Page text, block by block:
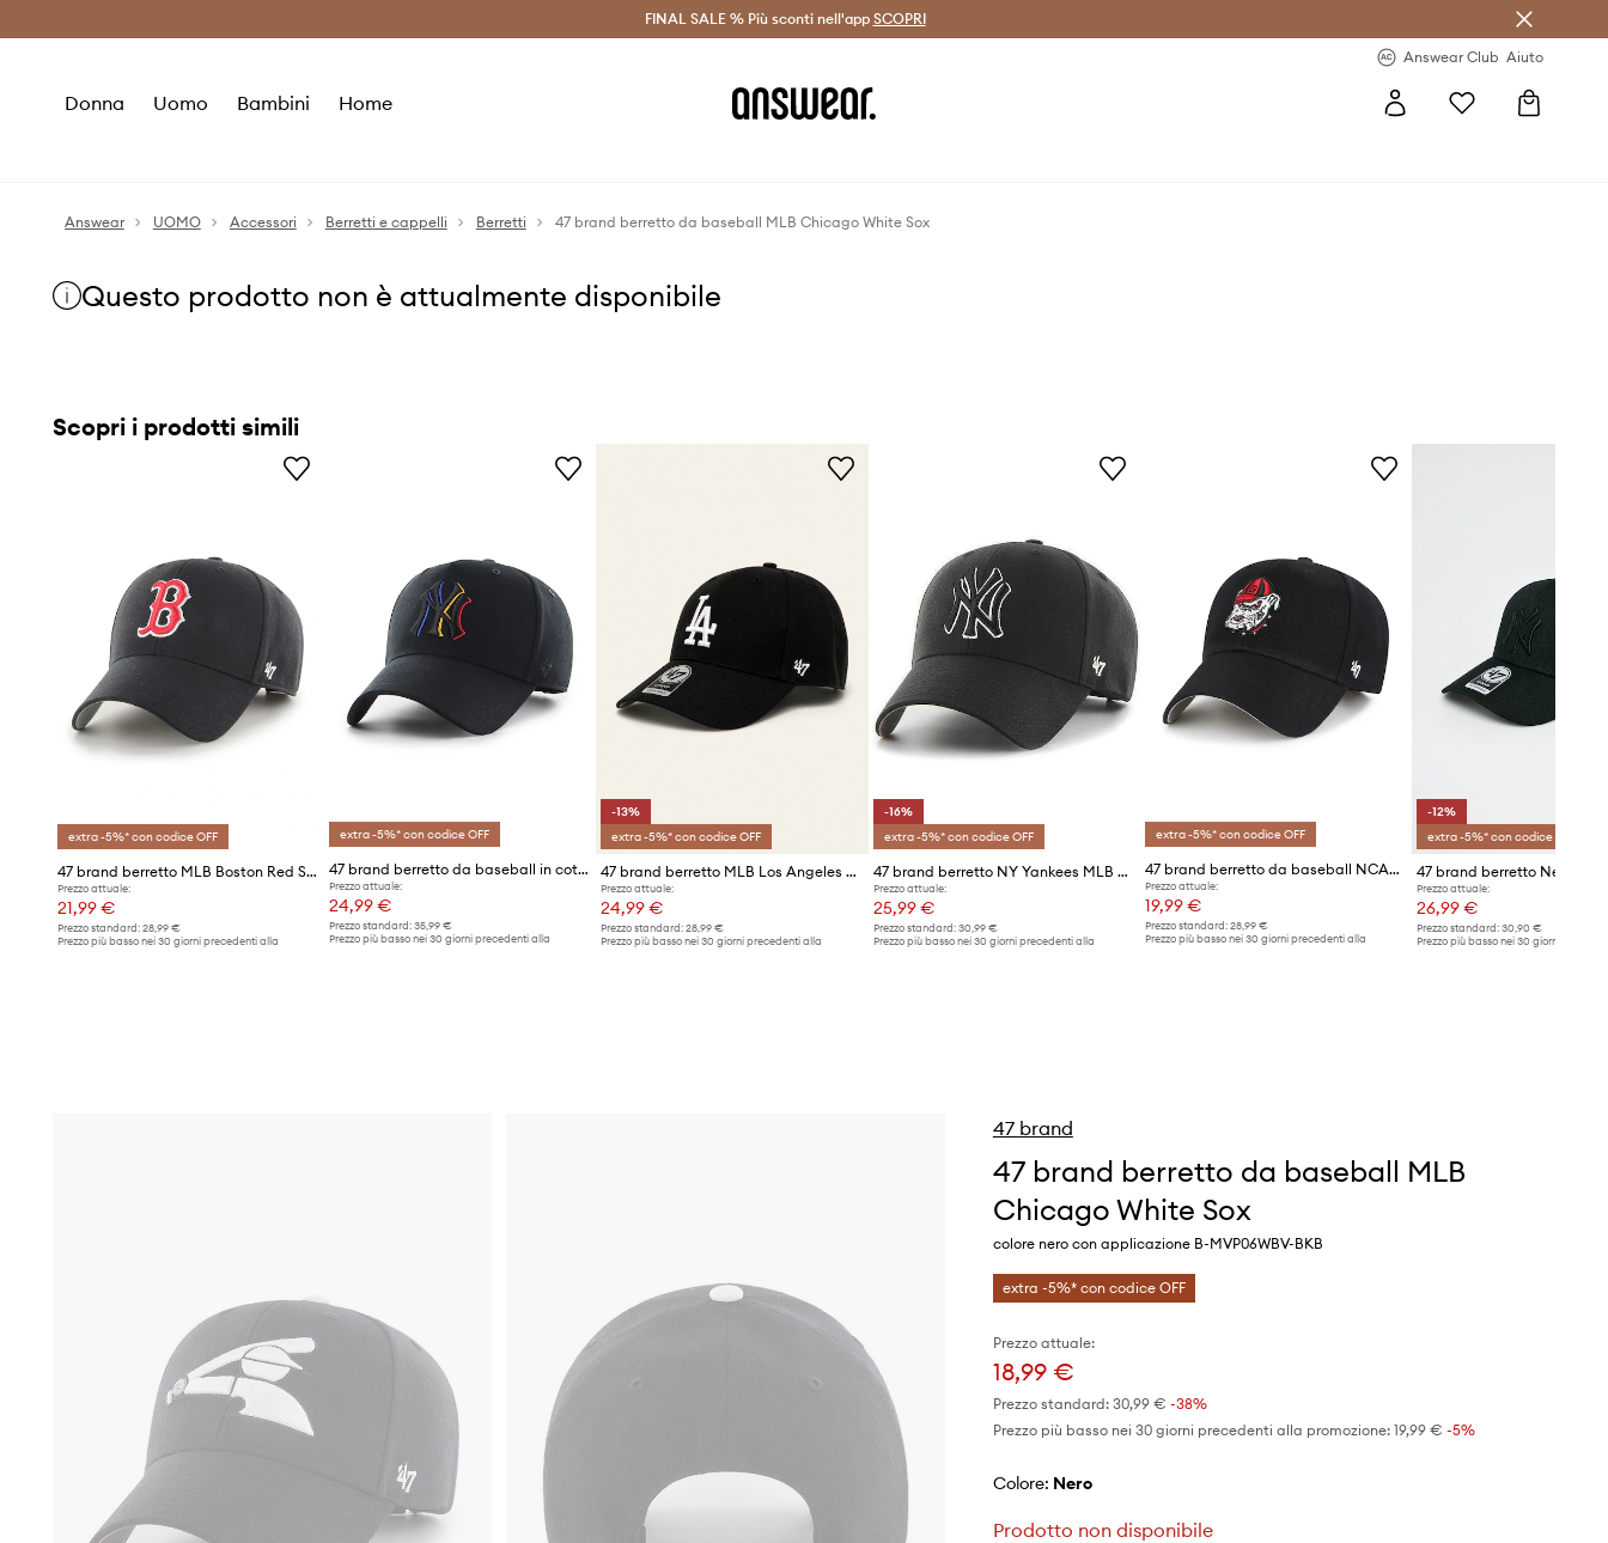
Risparmia con Answear Club > Spedizione entro 24 ore >
FINAL SALE % Più sconti nell'app SCOPRI
Answear Club Aiuto
Donna Uomo Bambini Home
Answear UOMO Accessori Berretti e cappelli Berretti 47 brand berretto da baseball MLB Chicago White Sox
Questo prodotto non è attualmente disponibile
Scopri i prodotti simili
extra -5%* con codice OFF
47 brand berretto MLB Boston Red Socks Sox
Prezzo attuale:
21,99 €
Prezzo standard: 28,99 €
Prezzo più basso nei 30 giorni precedenti alla
extra -5%* con codice OFF
47 brand berretto da baseball in cotone MLB New York Yankees
Prezzo attuale:
24,99 €
Prezzo standard:35,99 €
Prezzo più basso nei 30 giorni precedenti alla
-13%
extra -5%* con codice OFF
47 brand berretto MLB Los Angeles Dodgers
Prezzo attuale:
24,99 €
Prezzo standard: 28,99 €
Prezzo più basso nei 30 giorni precedenti alla
-16%
extra -5%* con codice OFF
47 brand berretto NY Yankees MLB New York
Prezzo attuale:
25,99 €
Prezzo standard: 30,99 €
Prezzo più basso nei 30 giorni precedenti alla
extra -5%* con codice OFF
47 brand berretto da baseball NCAA Georgia Bulldogs
Prezzo attuale:
19,99 €
Prezzo standard:28,99 €
Prezzo più basso nei 30 giorni precedenti alla
-12%
extra -5%* con codice OFF
47 brand berretto New York
Prezzo attuale:
26,99 €
Prezzo standard: 30,90 €
Prezzo più basso nei 30 giorni
47 brand
47 brand berretto da baseball MLB
Chicago White Sox
colore nero con applicazione B-MVP06WBV-BKB
extra -5%* con codice OFF
Prezzo attuale:
18,99 €
Prezzo standard: 30,99 € -38%
Prezzo più basso nei 30 giorni precedenti alla promozione: 19,99 € -5%
Colore: nero
Prodotto non disponibile